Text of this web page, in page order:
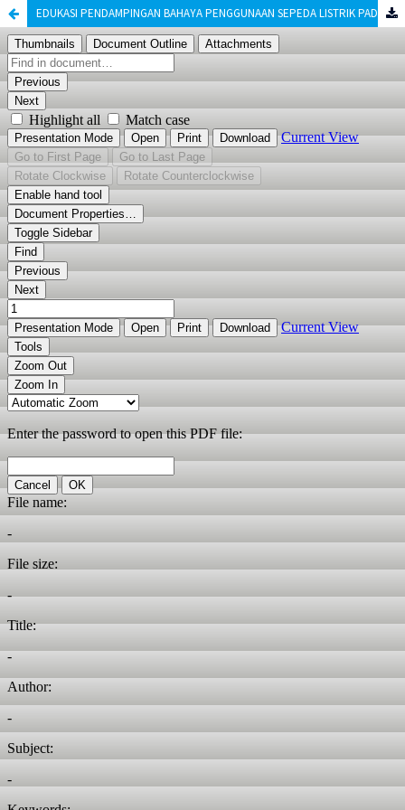
EDUKASI PENDAMPINGAN BAHAYA PENGGUNAAN SEPEDA LISTRIK PADA ANAK